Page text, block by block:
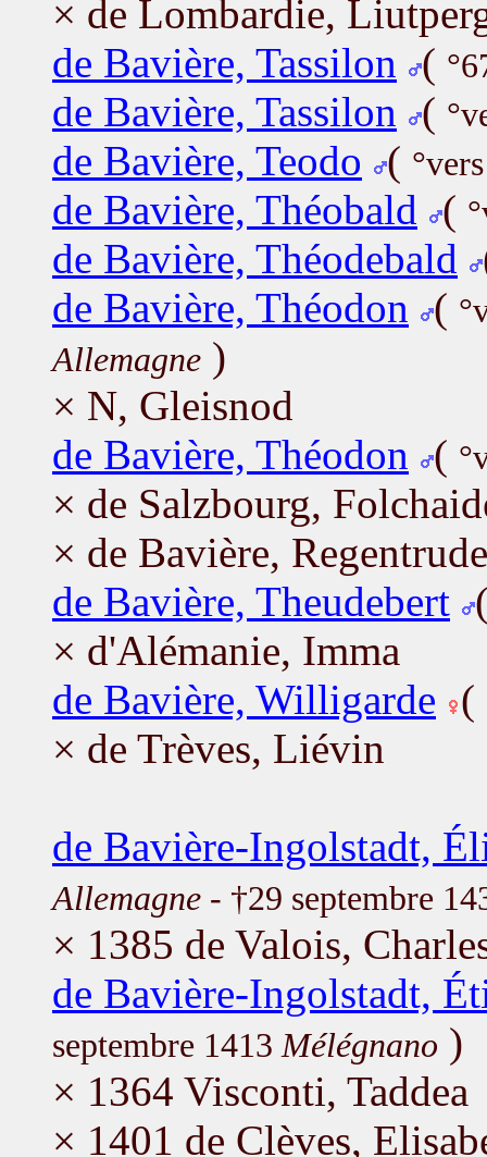
× de Lombardie,
de Bavière, Tassilon
(
de Bavière, Tassilon (
de Bavière, Teodo (
de Bavière, Théobald (
de Bavière, Théodebald
de Bavière, Théodon
(
Allemagne )
× N, Gleisnod
de Bavière, Théodon
(
× de Salzbourg,
× de Bavière, Regentrude
de Bavière, Theudebert
× d'Alémanie, Imma
de Bavière, Willigarde (
× de Trèves, Liévin
de Bavière-Ingolstadt,
Allemagne - †29 septembre
× 1385 de Valois,
de Bavière-Ingolstadt,
septembre 1413 Mélégnano )
× 1364 Visconti, Taddea
× 1401 de Clèves,